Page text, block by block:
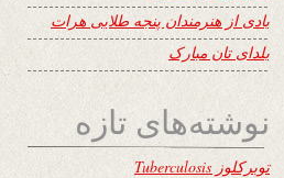
یادی از هنرمندان پنجه طلایی هرات
یلدای تان مبارک
نوشته‌های تازه
توبرکلوز Tuberculosis